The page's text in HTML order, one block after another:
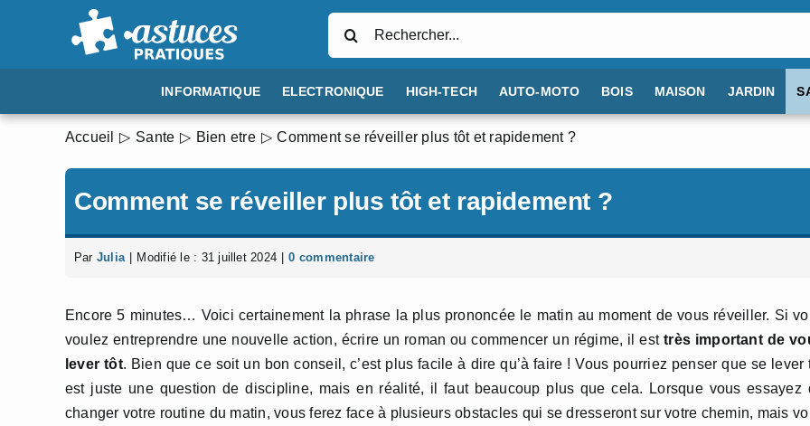
INFORMATIQUE ELECTRONIQUE HIGH-TECH AUTO-MOTO BOIS MAISON JARDIN
Accueil Sante Bien etre Comment se réveiller plus tôt et rapidement ?
Comment se réveiller plus tôt et rapidement ?
Par Julia Modifié le : 31 juillet 2024 0 commentaire
Encore 5 minutes… Voici certainement la phrase la plus prononcée le matin au moment de vous réveiller. Si
voulez entreprendre une nouvelle action, écrire un roman ou commencer un régime, il esttrès important de
lever tôt. Bien que ce soit un bon conseil, c’est plus facile à dire qu’à faire ! Vous pourriez penser que se lever
est juste une question de discipline, mais en réalité, il faut beaucoup plus que cela. Lorsque vous essayez
changer votre routine du matin, vous ferez face à plusieurs obstacles qui se dresseront sur ​​votre chemin, mais